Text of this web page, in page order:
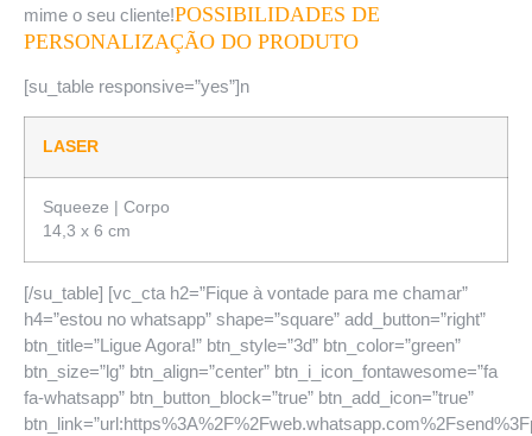
mime o seu cliente!POSSIBILIDADES DE
PERSONALIZAÇÃO DO PRODUTO
[su_table responsive=”yes”]n
LASER
Squeeze | Corpo
14,3 x 6 cm
[/su_table] [vc_cta h2=”Fique à vontade para me chamar”
h4=”estou no whatsapp” shape=”square” add_button=”right”
btn_title=”Ligue Agora!” btn_style=”3d” btn_color=”green”
btn_size=”lg” btn_align=”center” btn_i_icon_fontawesome=”fa
fa-whatsapp” btn_button_block=”true” btn_add_icon=”true”